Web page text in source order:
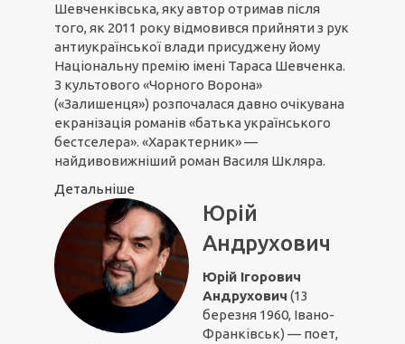
Шевченківська, яку автор отримав після
того, як 2011 року відмовився прийняти з рук
антиукраїнської влади присуджену йому
Національну премію імені Тараса Шевченка.
З культового «Чорного Ворона»
(«Залишенця») розпочалася давно очікувана
екранізація романів «батька українського
бестселера». «Характерник» —
найдивовижніший роман Василя Шкляра.
Детальніше
Юрій
Андрухович
Юрій Ігорович
Андрухович (13
березня 1960, Івано-
Франківськ) — поет,